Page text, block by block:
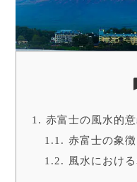
赤富士の風水的
赤富士の象
風水におけ